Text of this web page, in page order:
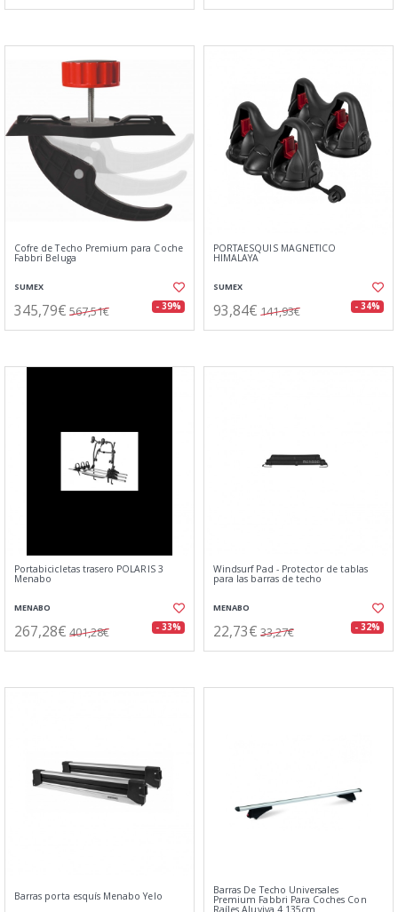
Cofre de Techo Premium para Coche
Fabbri Beluga
SUMEX
345,79€ 567,51€ - 39%
PORTAESQUIS MAGNETICO
HIMALAYA
SUMEX
93,84€ 141,93€ - 34%
Portabicicletas trasero POLARIS 3
Menabo
MENABO
267,28€ 401,28€ - 33%
Windsurf Pad - Protector de tablas
para las barras de techo
MENABO
22,73€ 33,27€ - 32%
Barras porta esquís Menabo Yelo Barras De Techo Universales
Premium Fabbri Para Coches Con
Raíles Aluviva 4 135cm